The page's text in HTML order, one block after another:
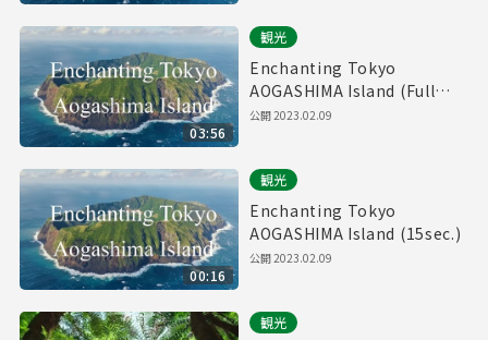
03:56
観光
Enchanting Tokyo
AOGASHIMA Island (Full
ver.)／青ヶ島
公開2023.02.09
00:16
観光
Enchanting Tokyo
AOGASHIMA Island (15sec.)
公開2023.02.09
観光